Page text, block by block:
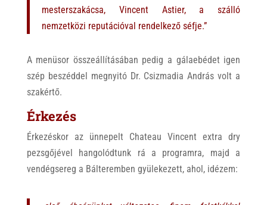
mesterszakácsa, Vincent Astier, a szálló
nemzetközi reputációval rendelkező séfje.”
A menüsor összeállításában pedig a gálaebédet igen
szép beszéddel megnyitó Dr. Csizmadia András volt a
szakértő.
Érkezés
Érkezéskor az ünnepelt Chateau Vincent extra dry
pezsgőjével hangolódtunk rá a programra, majd a
vendégsereg a Bálteremben gyülekezett, ahol, idézem: